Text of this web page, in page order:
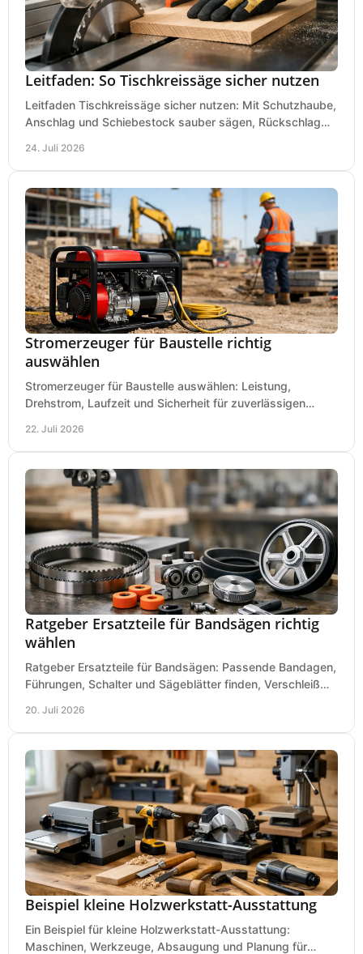
Leitfaden: So Tischkreissäge sicher nutzen
Leitfaden Tischkreissäge sicher nutzen: Mit Schutzhaube,
Anschlag und Schiebestock sauber sägen, Rückschlag
24. Juli 2026
Stromerzeuger für Baustelle richtig
auswählen
Stromerzeuger für Baustelle auswählen: Leistung,
Drehstrom, Laufzeit und Sicherheit für zuverlässigen
22. Juli 2026
Ratgeber Ersatzteile für Bandsägen richtig
wählen
Ratgeber Ersatzteile für Bandsägen: Passende Bandagen,
Führungen, Schalter und Sägeblätter finden, Verschleiß
20. Juli 2026
Beispiel kleine Holzwerkstatt-Ausstattung
Ein Beispiel für kleine Holzwerkstatt-Ausstattung:
Maschinen, Werkzeuge, Absaugung und Planung für